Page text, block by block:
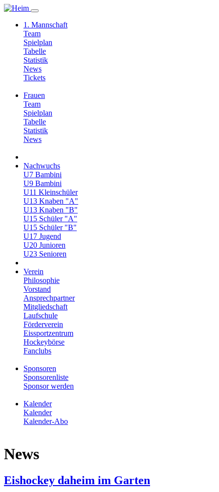
1. Mannschaft
Team
Spielplan
Tabelle
Statistik
News
Tickets
Frauen
Team
Spielplan
Tabelle
Statistik
News
Nachwuchs
U7 Bambini
U9 Bambini
U11 Kleinschüler
U13 Knaben "A"
U13 Knaben "B"
U15 Schüler "A"
U15 Schüler "B"
U17 Jugend
U20 Junioren
U23 Senioren
Verein
Philosophie
Vorstand
Ansprechpartner
Mitgliedschaft
Laufschule
Förderverein
Eissportzentrum
Hockeybörse
Fanclubs
Sponsoren
Sponsorenliste
Sponsor werden
Kalender
Kalender
Kalender-Abo
News
Eishockey daheim im Garten